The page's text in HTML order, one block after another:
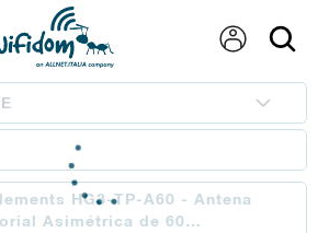
HG3-TP-A60 - Antena
Asimétrica de 60…